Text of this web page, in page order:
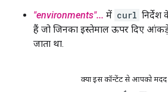
"environments"... में curl
हैं जो जिनका इस्तेमाल ऊपर दिए
जाता था.
क्या इस कॉन्टेंट से आपको मदद